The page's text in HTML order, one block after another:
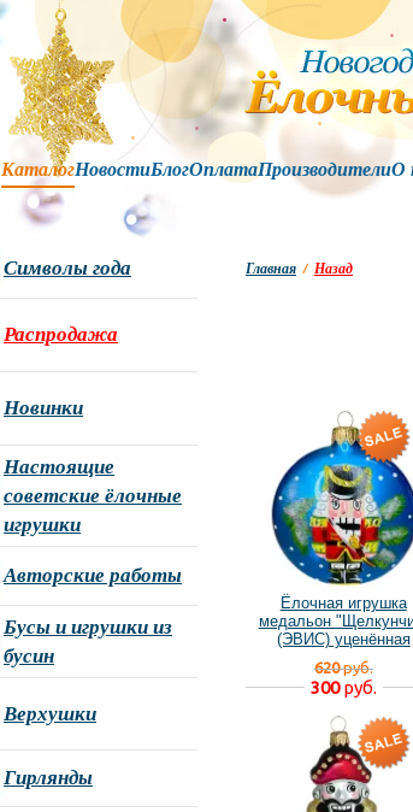
КаталогНовостиБлогОплатаПроизводителиО
Главная / Назад
Ёлочная игрушка
медальон
(ЭВИС) уценённая
620руб.
300руб.
Символы года
Распродажа
Новинки
Настоящие
советские ёлочные
игрушки
Авторские работы
Бусы и игрушки из
бусин
Верхушки
Гирлянды